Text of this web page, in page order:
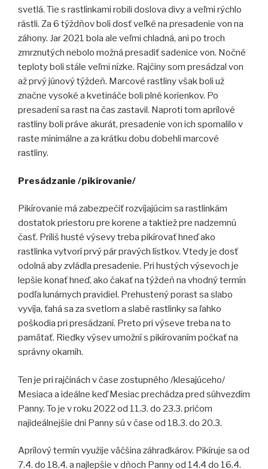
svetlá. Tie s rastlinkami robili doslova divy a veľmi rýchlo
rástli. Za 6 týždňov boli dosť veľké na presadenie von na
záhony. Jar 2021 bola ale veľmi chladná, ani po troch
zmrznutých nebolo možná presadiť sadenice von. Nočné
teploty boli stále veľmi nízke. Rajčiny som presádzal von
až prvý júnový týždeň. Marcové rastliny však boli už
značne vysoké a kvetináče boli plné korienkov. Po
presadení sa rast na čas zastavil. Naproti tom aprílové
rastliny boli práve akurát, presadenie von ich spomalilo v
raste minimálne a za krátku dobu dobehli marcové
rastliny.
Presádzanie /pikírovanie/
Pikírovanie má zabezpečiť rozvíjajúcim sa rastlinkám
dostatok priestoru pre korene a taktiež pre nadzemnú
časť. Príliš husté výsevy treba pikírovať hneď ako
rastlinka vytvorí prvý pár pravých lístkov. Vtedy je dosť
odolná aby zvládla presadenie. Pri hustých výsevoch je
lepšie konať hneď, ako čakať na týždeň na vhodný termín
podľa lunárnych pravidiel. Prehustený porast sa slabo
vyvíja, ťahá sa za svetlom a slabé rastlinky sa ľahko
poškodia pri presádzaní. Preto pri výseve treba na to
pamätať. Riedky výsev umožní s pikírovaním počkať na
správny okamih.
Ten je pri rajčinách v čase zostupného /klesajúceho/
Mesiaca a ideálne keď Mesiac prechádza pred súhvezdím
Panny. To je v roku 2022 od 11.3. do 23.3. pričom
najideálnejšie dni Panny sú v čase od 18.3. do 20.3.
Aprílový termín využije väčšina záhradkárov. Pikíruje sa od
7.4. do 18.4. a najlepšie v dňoch Panny od 14.4 do 16.4.